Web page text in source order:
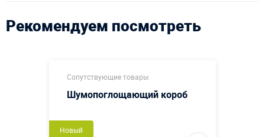
Рекомендуем посмотреть
Сопутствующие товары
Шумопоглощающий короб
Новый